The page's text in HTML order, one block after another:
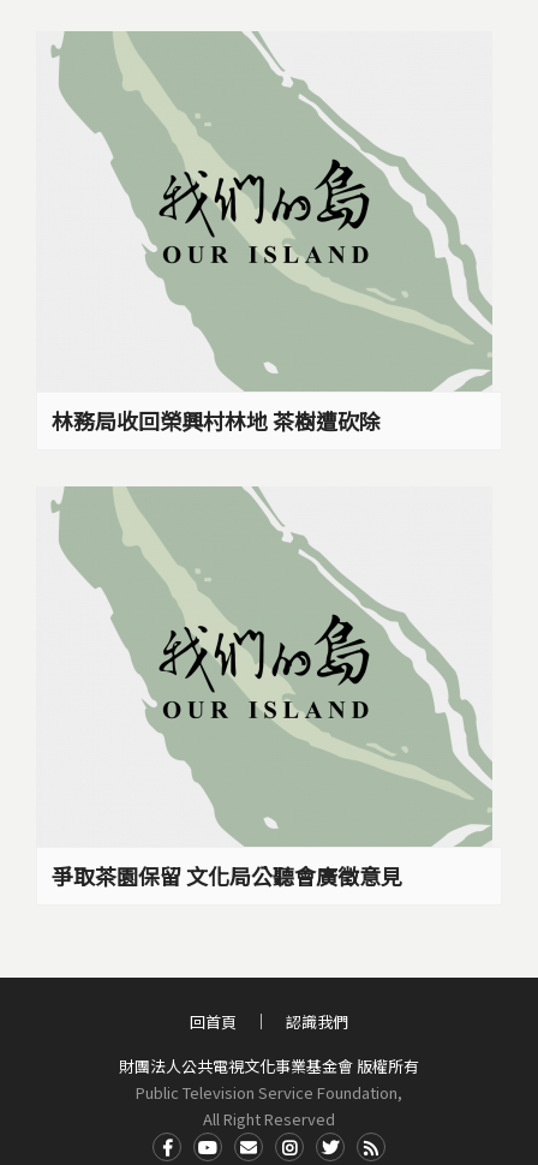
林務局收回榮興村林地 茶樹遭砍除
爭取茶園保留 文化局公聽會廣徵意見
財團法人公共電視文化事業基金會 版權所有
Public Television Service Foundation,
All Right Reserved
回首頁 認識我們